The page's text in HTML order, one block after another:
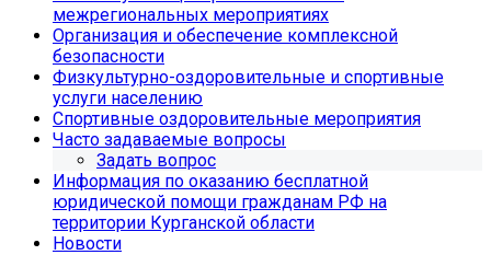
межрегиональных мероприятиях
Организация и обеспечение комплексной
безопасности
Физкультурно-оздоровительные и спортивные
услуги населению
Спортивные оздоровительные мероприятия
Часто задаваемые вопросы
Задать вопрос
Информация по оказанию бесплатной
юридической помощи гражданам РФ на
территории Курганской области
Новости